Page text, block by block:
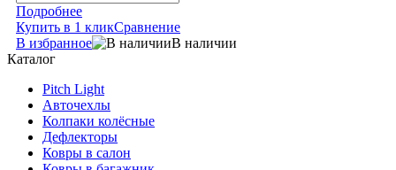
Подробнее
Купить в 1 кликСравнение
В избранное
В наличии
Каталог
Pitch Light
Авточехлы
Колпаки колёсные
Дефлекторы
Ковры в салон